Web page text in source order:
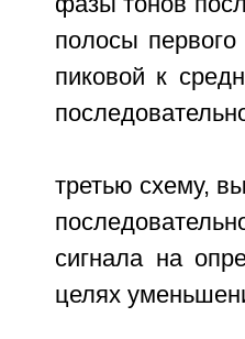
полосы
пиковой к
третью схему,
сигнала на
целях